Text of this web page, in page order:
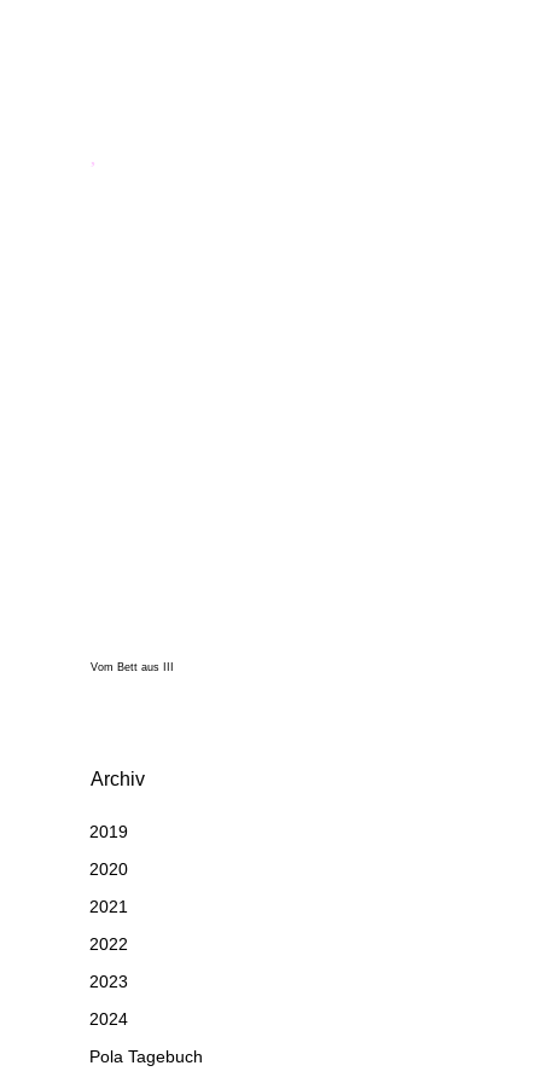
Vom Bett aus III
Archiv
2019
2020
2021
2022
2023
2024
Pola Tagebuch